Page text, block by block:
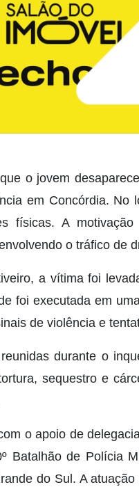
o jovem
em Concórdia. No
físicas. A
o tráfico de
a vítima foi
foi executada em
de violência e
durante o
sequestro e
o apoio de
Batalhão de Polícia
do Sul. A